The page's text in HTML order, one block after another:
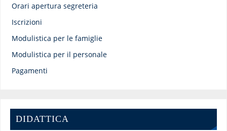
Orari apertura segreteria
Iscrizioni
Modulistica per le famiglie
Modulistica per il personale
Pagamenti
DIDATTICA